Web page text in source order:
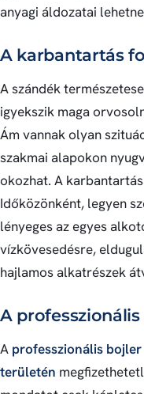
anyagi áldozatai
A karbantartás
A szándék
igyekszik maga
Ám vannak olyan
szakmai alapokon
okozhat. A
Időközönként, legyen
lényeges az egyes
vízkövesedésre,
hajlamos alkatrészek
A
A professzionális
területén